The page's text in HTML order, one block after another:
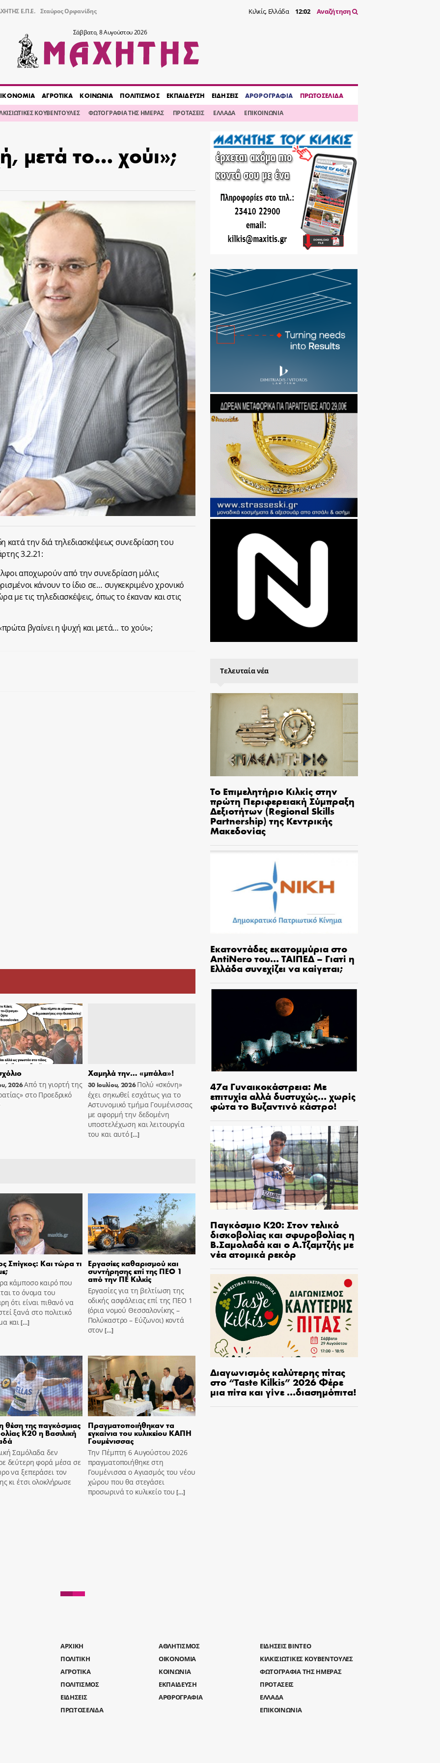
Ε.Π.Ε. Σταύρος Ορφανίδης Κιλκίς, Ελλάδα 12:02 Αναζήτηση
Σάββατο, 8 Αυγούστου 2026
ΑΓΡΟΤΙΚΑ ΚΟΙΝΩΝΙΑ ΠΟΛΙΤΙΣΜΟΣ ΕΚΠΑΙΔΕΥΣΗ ΕΙΔΗΣΕΙΣ ΑΡΘΡΟΓΡΑΦΙΑ ΠΡΩΤΟΣΕΛΙΔΑ
ΚΟΥΒΕΝΤΟΥΛΕΣ ΦΩΤΟΓΡΑΦΙΑ ΤΗΣ ΗΜΕΡΑΣ ΠΡΟΤΑΣΕΙΣ ΕΛΛΑΔΑ ΕΠΙΚΟΙΝΩΝΙΑ
μετά το… χούι»;
την διά τηλεδιασκέψεως συνεδρίαση του
3.2.21:
αποχωρούν από την συνεδρίαση μόλις
κάνουν το ίδιο σε… συγκεκριμένο χρονικό
με τις τηλεδιασκέψεις, όπως το έκαναν και στις
βγαίνει η ψυχή και μετά… το χούι»;
2026Από τη γιορτή της
στο Προεδρικό
Χαμηλά την… «μπάλα»!
30 Ιουλίου, 2026Πολύ «σκόνη»
έχει σηκωθεί εσχάτως για το
Αστυνομικό τμήμα Γουμένισσας
με αφορμή την δεδομένη
υποστελέχωση και λειτουργία
του και αυτό[…]
Σπίγκος: Και τώρα τι
κάμποσο καιρό που
το όνομα του
ότι είναι πιθανό να
ξανά στο πολιτικό
και[…]
Εργασίες καθαρισμού και
συντήρησης επί της ΠΕΟ 1
από την ΠΕ Κιλκίς
Εργασίες για τη βελτίωση της
οδικής ασφάλειας επί της ΠΕΟ 1
(όρια νομού Θεσσαλονίκης –
Πολύκαστρο – Εύζωνοι) κοντά
στον […]
θέση της παγκόσμιας
Κ20 η Βασιλική
Σαμόλαδα δεν
δεύτερη φορά μέσα σε
να ξεπεράσει τον
κι έτσι ολοκλήρωσε
Πραγματοποιήθηκαν τα
εγκαίνια του κυλικείου ΚΑΠΗ
Γουμένισσας
Την Πέμπτη 6 Αυγούστου 2026
πραγματοποιήθηκε στη
Γουμένισσα ο Αγιασμός του νέου
χώρου που θα στεγάσει
προσωρινά το κυλικείο του […]
Τελευταία νέα
Το Επιμελητήριο Κιλκίς στην
πρώτη Περιφερειακή Σύμπραξη
Δεξιοτήτων (Regional Skills
Partnership) της Κεντρικής
Μακεδονίας
Εκατοντάδες εκατομμύρια στο
AntiNero του… ΤΑΙΠΕΔ – Γιατί η
Ελλάδα συνεχίζει να καίγεται;
47α Γυναικοκάστρεια: Με
επιτυχία αλλά δυστυχώς… χωρίς
φώτα το Βυζαντινό κάστρο!
Παγκόσμιο Κ20: Στον τελικό
δισκοβολίας και σφυροβολίας η
Β.Σαμολαδά και ο Α.Τζαμτζής με
νέα ατομικά ρεκόρ
Διαγωνισμός καλύτερης πίτας
στο “Taste Kilkis” 2026 Φέρε
μια πίτα και γίνε …διασημόπιτα!
AΡΧΙΚΗ
ΑΘΛΗΤΙΣΜΟΣ
ΠΟΛΙΤΙΚΗ
ΟΙΚΟΝΟΜΙΑ
ΑΓΡΟΤΙΚΑ
ΚΟΙΝΩΝΙΑ
ΠΟΛΙΤΙΣΜΟΣ
ΕΚΠΑΙΔΕΥΣΗ
ΕΙΔΗΣΕΙΣ
ΑΡΘΡΟΓΡΑΦΙΑ
ΠΡΩΤΟΣΕΛΙΔΑ
ΕΙΔΗΣΕΙΣ ΒΙΝΤΕΟ
ΚΙΛΚΙΣΙΩΤΙΚΕΣ ΚΟΥΒΕΝΤΟΥΛΕΣ
ΦΩΤΟΓΡΑΦΙΑ ΤΗΣ ΗΜΕΡΑΣ
ΠΡΟΤΑΣΕΙΣ
ΕΛΛΑΔΑ
ΕΠΙΚΟΙΝΩΝΙΑ